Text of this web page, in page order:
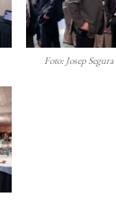
Foto: Josep Segura